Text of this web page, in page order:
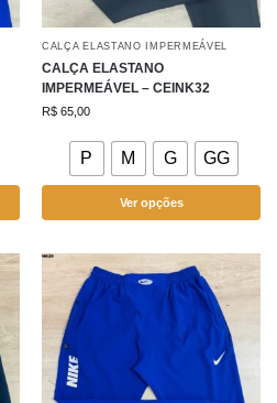
CALÇA ELASTANO IMPERMEÁVEL
CALÇA ELASTANO
IMPERMEÁVEL – CEINK32
R$ 65,00
P M G GG
Ver opções